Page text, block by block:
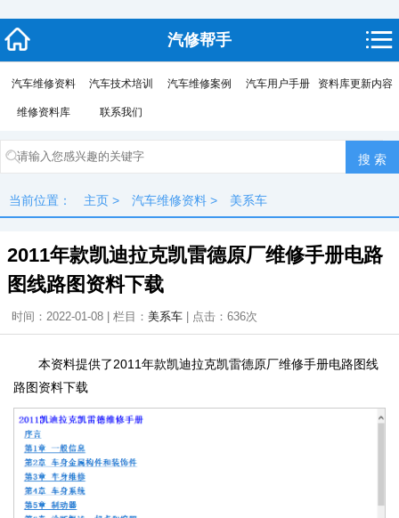
汽修帮手
汽车维修资料 汽车技术培训 汽车维修案例 汽车用户手册 资料库更新内容
维修资料库 联系我们
当前位置： 主页 > 汽车维修资料 > 美系车
2011年款凯迪拉克凯雷德原厂维修手册电路
图线路图资料下载
时间：2022-01-08 | 栏目： 美系车 | 点击： 636次
本资料提供了2011年款凯迪拉克凯雷德原厂维修手册电路图线
路图资料下载